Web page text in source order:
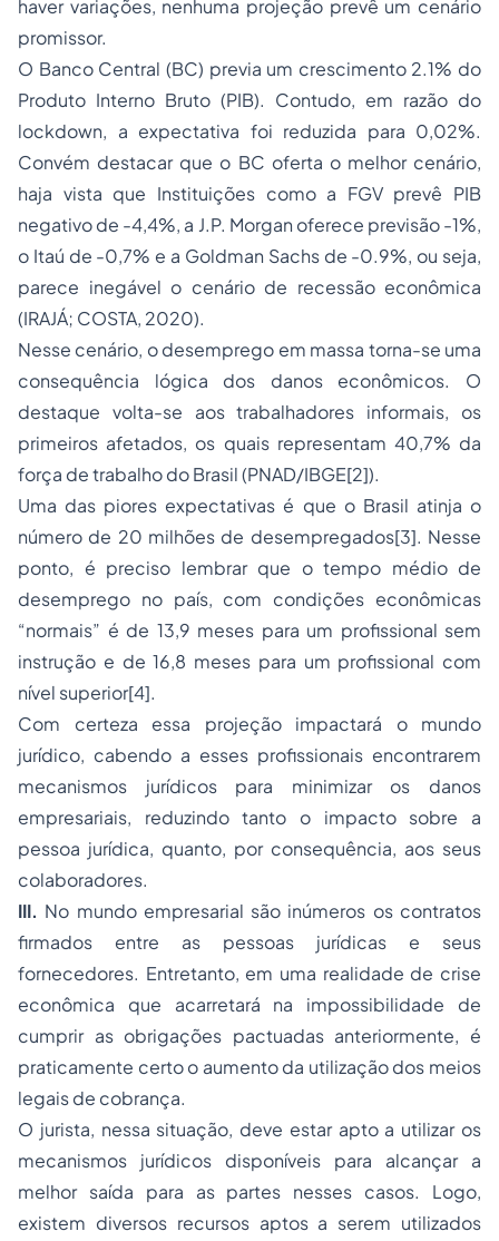
haver variações, nenhuma projeção prevê um cenário
promissor.
O Banco Central (BC) previa um crescimento 2.1% do
Produto Interno Bruto (PIB). Contudo, em razão do
lockdown, a expectativa foi reduzida para 0,02%.
Convém destacar que o BC oferta o melhor cenário,
haja vista que Instituições como a FGV prevê PIB
negativo de -4,4%, a J.P. Morgan oferece previsão -1%,
o Itaú de -0,7% e a Goldman Sachs de -0.9%, ou seja,
parece inegável o cenário de recessão econômica
(IRAJÁ; COSTA, 2020).
Nesse cenário, o desemprego em massa torna-se uma
consequência lógica dos danos econômicos. O
destaque volta-se aos trabalhadores informais, os
primeiros afetados, os quais representam 40,7% da
força de trabalho do Brasil (PNAD/IBGE[2]).
Uma das piores expectativas é que o Brasil atinja o
número de 20 milhões de desempregados[3]. Nesse
ponto, é preciso lembrar que o tempo médio de
desemprego no país, com condições econômicas
“normais” é de 13,9 meses para um profissional sem
instrução e de 16,8 meses para um profissional com
nível superior[4].
Com certeza essa projeção impactará o mundo
jurídico, cabendo a esses profissionais encontrarem
mecanismos jurídicos para minimizar os danos
empresariais, reduzindo tanto o impacto sobre a
pessoa jurídica, quanto, por consequência, aos seus
colaboradores.
III. No mundo empresarial são inúmeros os contratos
firmados entre as pessoas jurídicas e seus
fornecedores. Entretanto, em uma realidade de crise
econômica que acarretará na impossibilidade de
cumprir as obrigações pactuadas anteriormente, é
praticamente certo o aumento da utilização dos meios
legais de cobrança.
O jurista, nessa situação, deve estar apto a utilizar os
mecanismos jurídicos disponíveis para alcançar a
melhor saída para as partes nesses casos. Logo,
existem diversos recursos aptos a serem utilizados